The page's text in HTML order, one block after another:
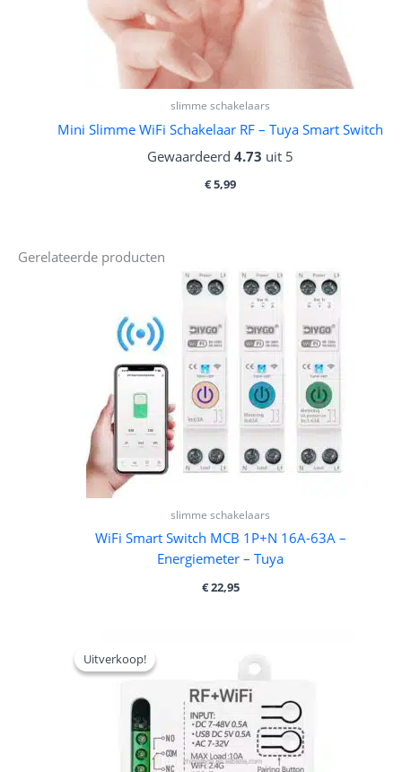
slimme schakelaars
Mini Slimme WiFi Schakelaar RF – Tuya Smart Switch
Gewaardeerd4.73 uit 5
€5,99
Gerelateerde producten
slimme schakelaars
WiFi Smart Switch MCB 1P+N 16A-63A –
Energiemeter – Tuya
€22,95
Uitverkoop!
Uitverkoop!
€ 24,95.
is: